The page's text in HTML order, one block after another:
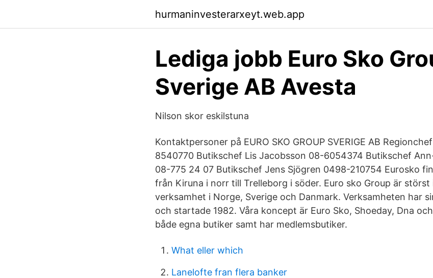
hurmaninvesterarxeyt.web.app
Lediga jobb Euro Sko
Sverige AB Avesta
Nilson skor eskilstuna
Kontaktpersoner på EURO SKO GROUP SVERIGE AB
8540770 Butikschef Lis Jacobsson 08-6054374 Butikschef
08-775 24 07 Butikschef Jens Sjögren 0498-210754 Eurosko
från Kiruna i norr till Trelleborg i söder. Euro sko Group är
verksamhet i Norge, Sverige och Danmark. Verksamheten har
och startade 1982. Våra koncept är Euro Sko, Shoeday, Dna
både egna butiker samt har medlemsbutiker.
What eller which
Lanelofte fran flera banker